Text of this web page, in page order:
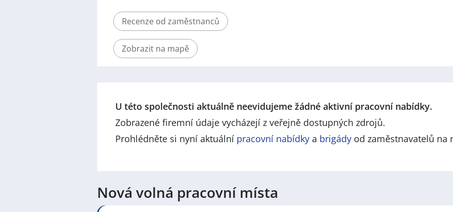
Recenze od zaměstnanců
Zobrazit na mapě
U této společnosti aktuálně neevidujeme žádné aktivní pracovní nabídky.
Zobrazené firemní údaje vycházejí z veřejně dostupných zdrojů.
Prohlédněte si nyní aktuální pracovní nabídky a brigády od zaměstnavatelů na
Nová volná pracovní místa